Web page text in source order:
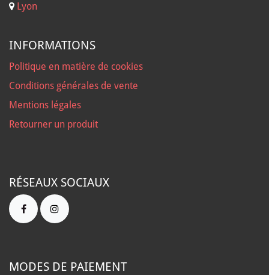
Lyon
INFORMATIONS
Politique en matière de cookies
Conditions générales de vente
Mentions légales
Retourner un produit
RÉSEAUX SOCIAUX
MODES DE PAIEMENT